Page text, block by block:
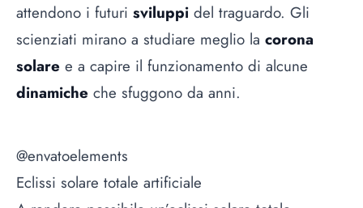
attendono i futuri sviluppi del traguardo. Gli
scienziati mirano a studiare meglio la corona
solare e a capire il funzionamento di alcune
dinamiche che sfuggono da anni.
@envatoelements
Eclissi solare totale artificiale